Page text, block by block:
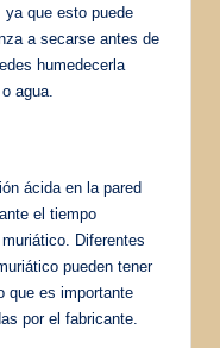
ya que esto puede
a secarse antes de
humedecerla
agua.
ácida en la pared
el tiempo
Diferentes
pueden tener
que es importante
por el fabricante.